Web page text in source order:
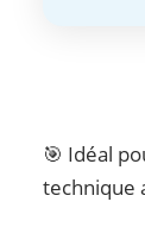
🎯 Idéal
technique